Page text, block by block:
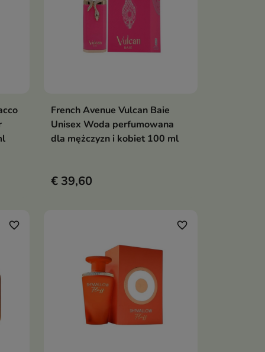
In winkelwagen
French Avenue Vulcan Baie
Unisex Woda perfumowana
dla mężczyzn i kobiet 100 ml
€ 39,60
favorite_border favorite_border